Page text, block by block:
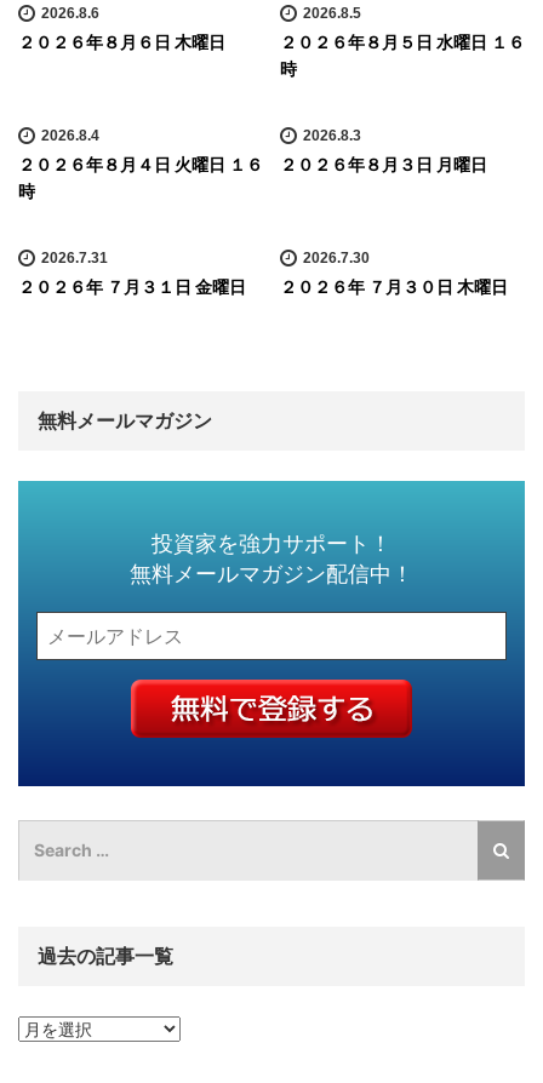
2026.8.6
２０２６年８月６日 木曜日
2026.8.5
２０２６年８月５日 水曜日 １６
時
2026.8.4
２０２６年８月４日 火曜日 １６
時
2026.8.3
２０２６年８月３日 月曜日
2026.7.31
２０２６年 ７月３１日 金曜日
2026.7.30
２０２６年 ７月３０日 木曜日
無料メールマガジン
投資家を強力サポート！
無料メールマガジン配信中！
過去の記事一覧
過